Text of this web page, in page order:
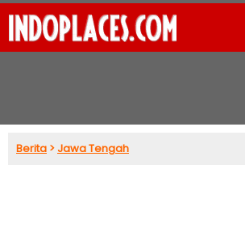
Berita >Jawa Tengah